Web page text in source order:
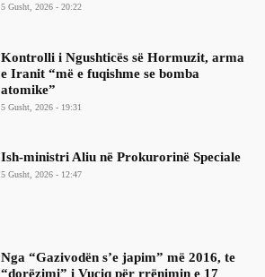
5 Gusht, 2026 - 20:22
Kontrolli i Ngushticës së Hormuzit, arma
e Iranit “më e fuqishme se bomba
atomike”
5 Gusht, 2026 - 19:31
Ish-ministri ​Aliu në Prokurorinë Speciale
5 Gusht, 2026 - 12:47
Nga “Gazivodën s’e japim” më 2016, te
“dorëzimi” i Vuçiq për rrënimin e 17